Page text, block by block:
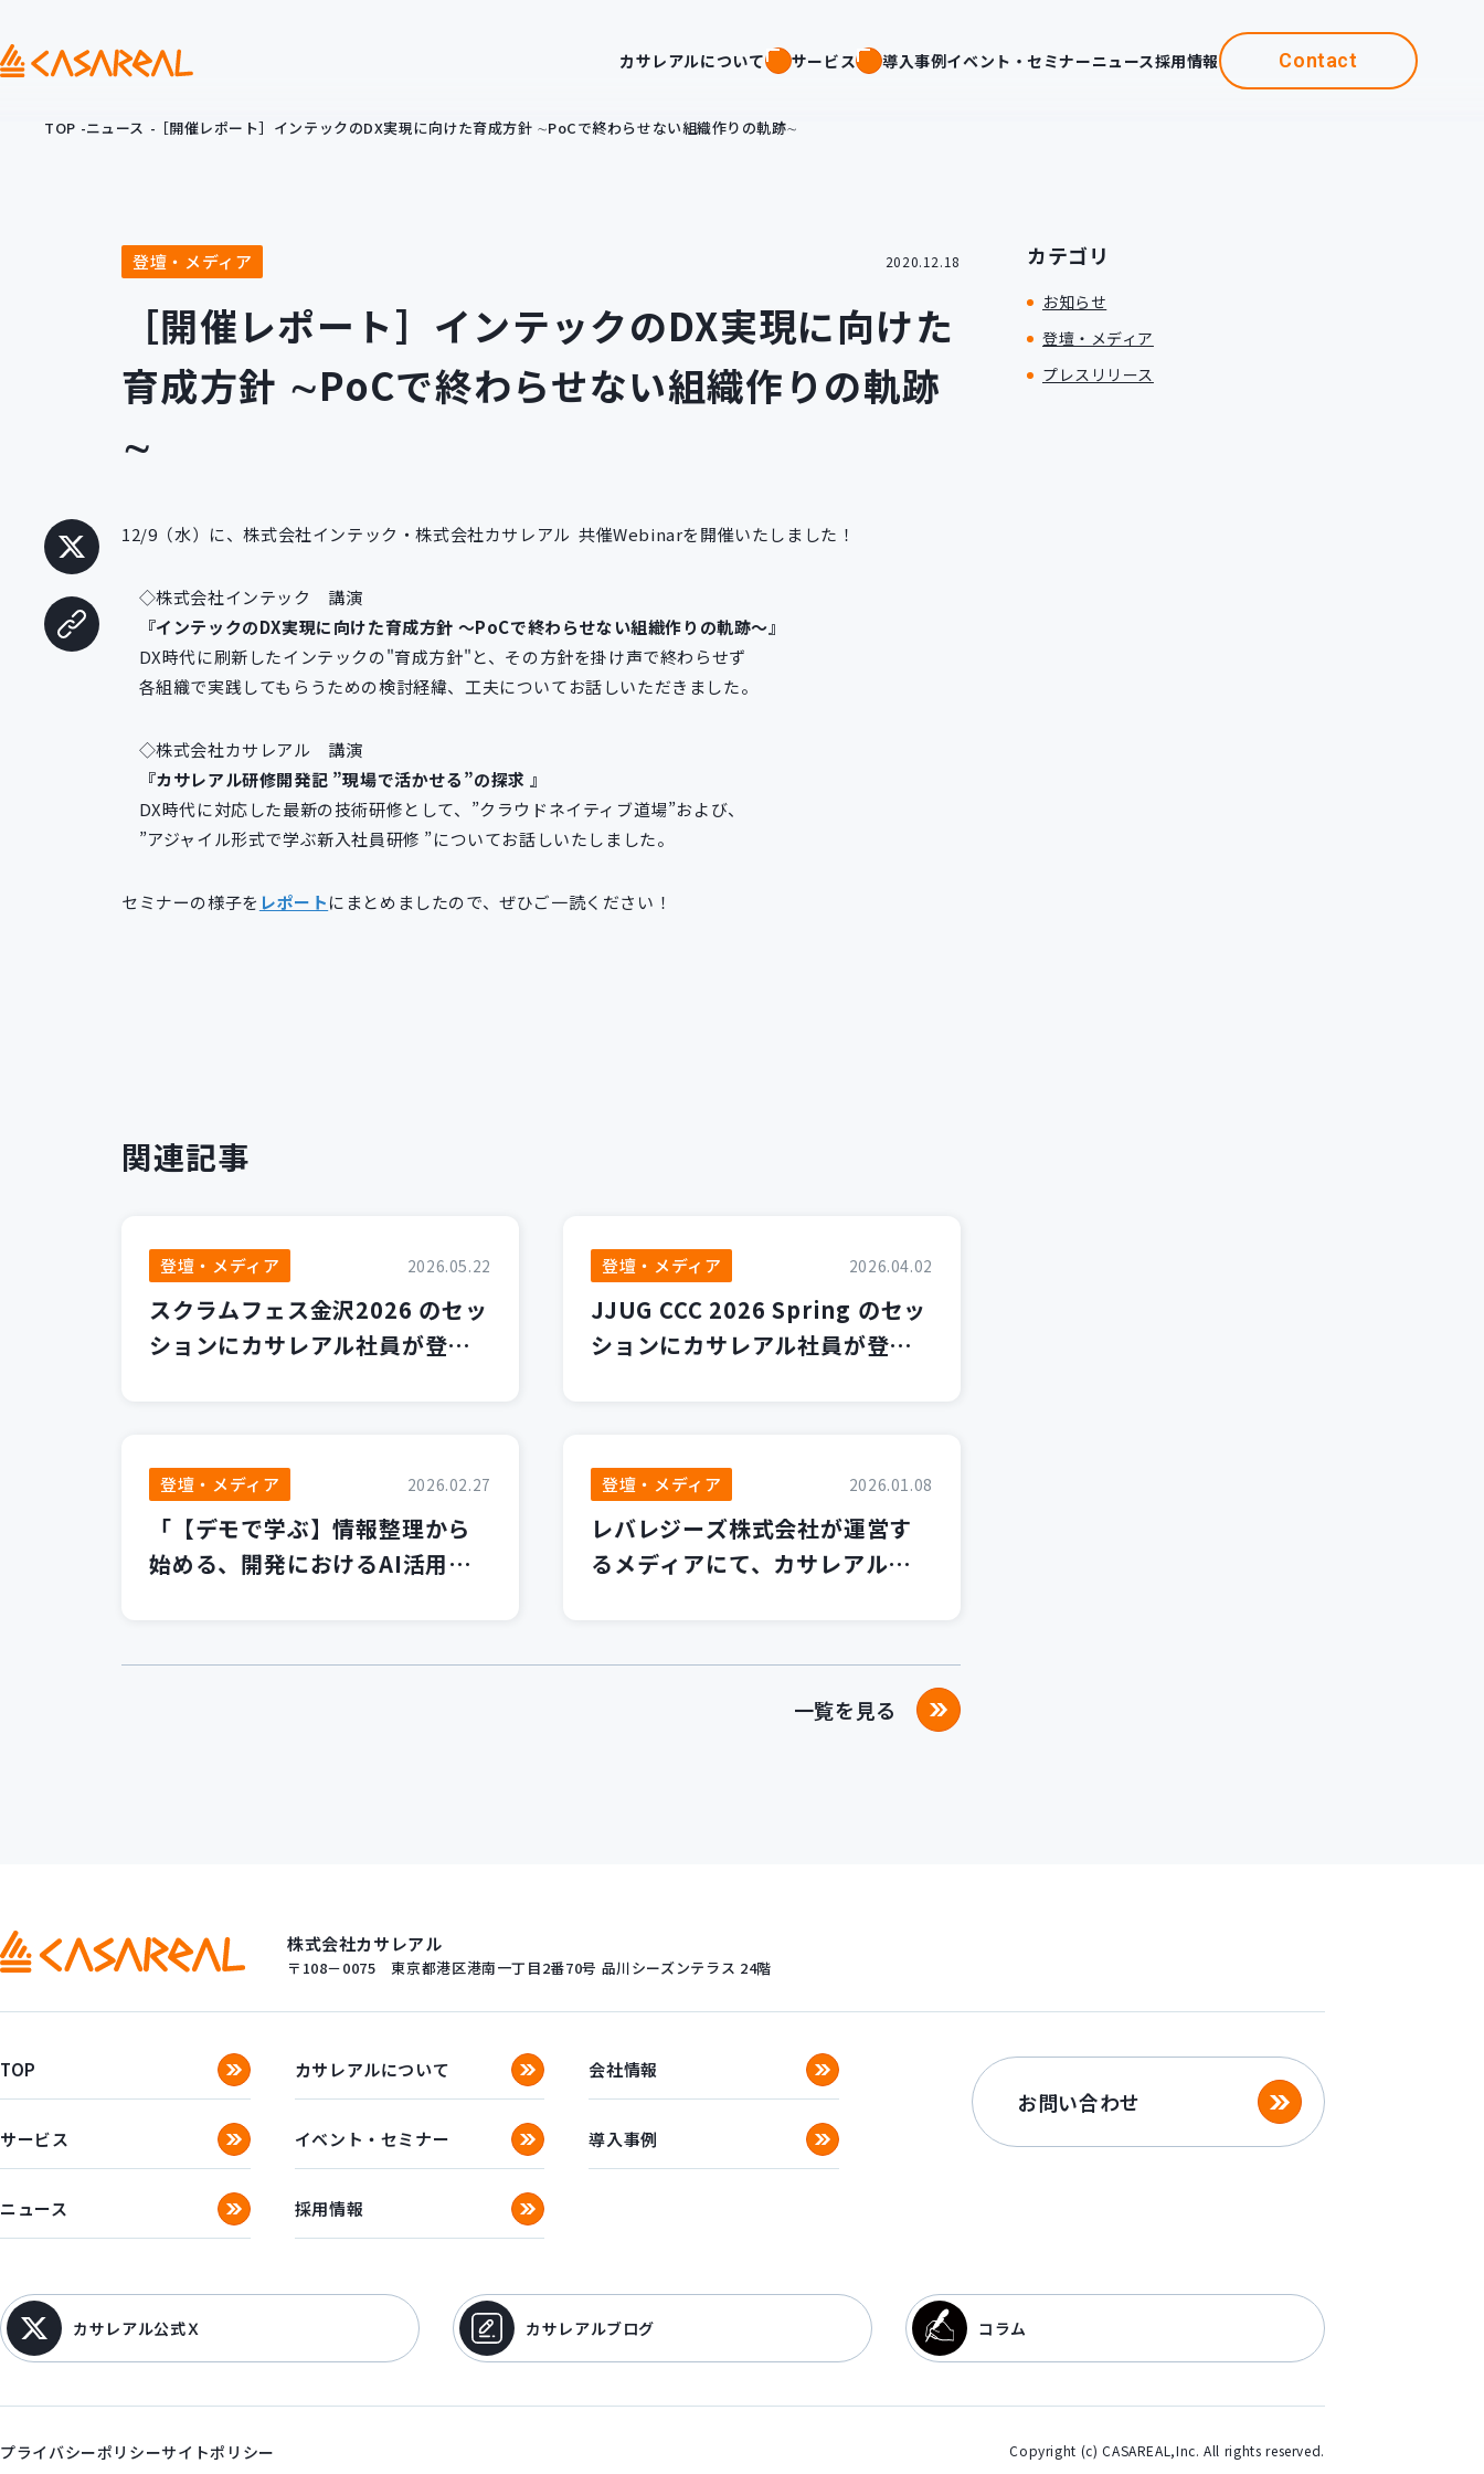
カサレアルについて サービス 導入事例イベント・セミナーニュース採用情報 Contact
TOP ニュース ［開催レポート］インテックのDX実現に向けた育成方針 ∼PoCで終わらせない組織作りの軌跡∼
登壇・メディア 2020.12.18
［開催レポート］インテックのDX実現に向けた
育成方針 ∼PoCで終わらせない組織作りの軌跡
∼
12/9（水）に、株式会社インテック・株式会社カサレアル 共催Webinarを開催いたしました！
◇株式会社インテック 講演
『インテックのDX実現に向けた育成方針 ～PoCで終わらせない組織作りの軌跡～』
DX時代に刷新したインテックの"育成方針"と、その方針を掛け声で終わらせず
各組織で実践してもらうための検討経緯、工夫についてお話しいただきました。
◇株式会社カサレアル 講演
『カサレアル研修開発記 ”現場で活かせる”の探求 』
DX時代に対応した最新の技術研修として、”クラウドネイティブ道場”および、
”アジャイル形式で学ぶ新入社員研修 ”についてお話しいたしました。
セミナーの様子を レポートにまとめましたので、ぜひご一読ください！
カテゴリ
お知らせ
登壇・メディア
プレスリリース
関連記事
登壇・メディア 2026.05.22
スクラムフェス金沢2026 のセッ
ションにカサレアル社員が登壇
登壇・メディア 2026.04.02
JJUG CCC 2026 Spring のセッ
ションにカサレアル社員が登壇
登壇・メディア 2026.02.27
「【デモで学ぶ】情報整理から
始める、開発におけるAI活用の
登壇・メディア 2026.01.08
レバレジーズ株式会社が運営す
るメディアにて、カサレアルブ
一覧を見る
株式会社カサレアル
〒108－0075 東京都港区港南一丁目2番70号 品川シーズンテラス 24階
TOP カサレアルについて 会社情報
サービス イベント・セミナー 導入事例
ニュース 採用情報
お問い合わせ
カサレアル公式Ｘ カサレアルブログ コラム
プライバシーポリシーサイトポリシー Copyright (c) CASAREAL,Inc. All rights reserved.